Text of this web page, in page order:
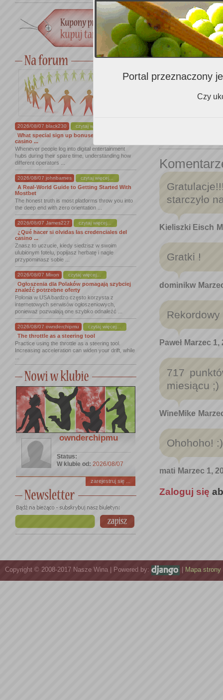
2026/08/07 black230 czytaj więcej...
What special sign up bonuses does dracula
casino ...
Whenever people log into digital entertainment
hubs during their spare time, understanding how
different operators ...
2026/08/07 johnbarnes czytaj więcej...
A Real-World Guide to Getting Started With
Mostbet
The honest truth is most platforms throw you into
the deep end with zero orientation ...
2026/08/07 James227 czytaj więcej...
¿Qué hacer si olvidas las credenciales del
casino ...
Znasz to uczucie, kiedy siedzisz w swoim
ulubionym fotelu, popijasz herbatę i nagle
przypominasz sobie ...
2026/08/07 Mixon czytaj więcej...
Ogłoszenia dla Polaków pomagają szybciej
znaleźć potrzebne oferty
Polonia w USA bardzo często korzysta z
internetowych serwisów ogłoszeniowych,
ponieważ pozwalają one szybko odnaleźć ...
2026/08/07 ownderchipmu czytaj więcej...
The throttle as a steering tool
Practice using the throttle as a steering tool.
Increasing acceleration can widen your drift, while
ownderchipmu
Status:
W klubie od: 2026/08/07
zarejestruj się ...
starczyło
Kieliszki Eisch
Gratki !
dominikw
Paweł Marzec 1,
717
miesiącu ;)
WineMike
Ohohoho!
mati Marzec 1,
Zaloguj się
Copyright © 2008-2017 Nasze Wina | Powered by: Mapa strony
Portal przeznaczony
Czy